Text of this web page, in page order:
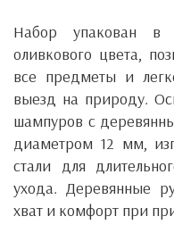
Набор упакован в
оливкового цвета,
все предметы и
выезд на природу.
шампуров с
диаметром 12 мм,
стали для
ухода. Деревянные
хват и комфорт при